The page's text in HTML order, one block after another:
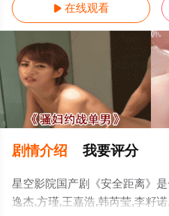
 在线观看
剧情介绍 我要评分
星空影院国产剧《安全距离》
逸杰,方瑾,王嘉浩,韩芮莹,李籽